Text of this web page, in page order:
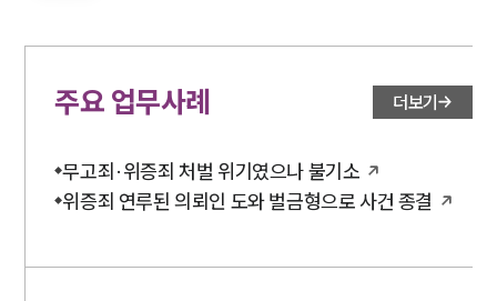
주요 업무사례 더보기
무고죄·위증죄 처벌 위기였으나 불기소
위증죄 연루된 의뢰인 도와 벌금형으로 사건 종결